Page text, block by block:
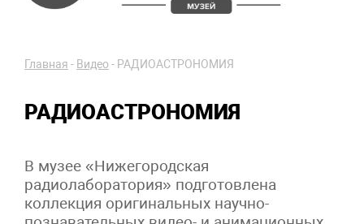
Главная - Видео - РАДИОАСТРОНОМИЯ
РАДИОАСТРОНОМИЯ
В музее «Нижегородская
радиолаборатория» подготовлена
коллекция оригинальных научно-